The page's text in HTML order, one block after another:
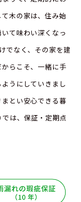
木の家は、住み始
て味わい深くなっ
でなく、その家を建
らこそ、一緒に手
うにしていきまし
とい安心できる暮
は、保証・定期点